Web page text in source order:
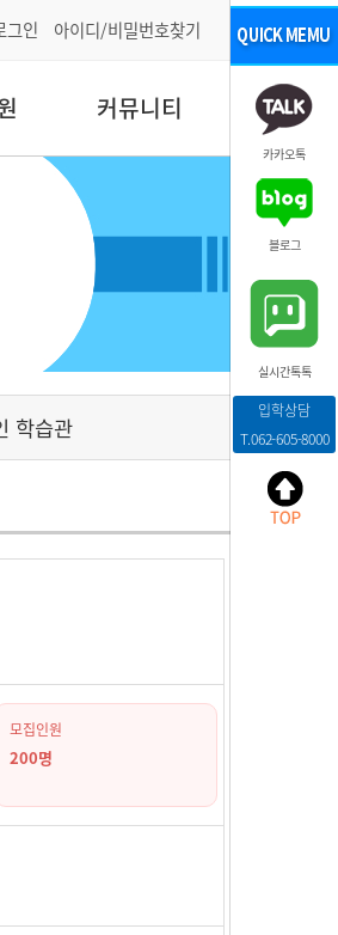
그인 아이디/비밀번호찾기
커뮤니티
학습관
모집인원
200명
카카오톡
블로그
실시간톡톡
입학상담
T.062-605-8000